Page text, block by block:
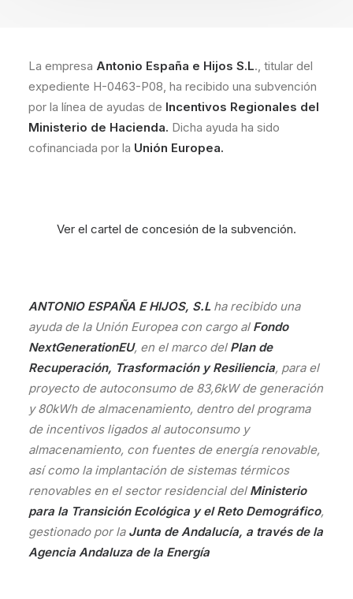
La empresa Antonio España e Hijos S.L., titular del
expediente H-0463-P08, ha recibido una subvención
por la línea de ayudas de Incentivos Regionales del
Ministerio de Hacienda. Dicha ayuda ha sido
cofinanciada por la Unión Europea.
Ver el cartel de concesión de la subvención.
ANTONIO ESPAÑA E HIJOS, S.Lha recibido una
ayuda de la Unión Europea con cargo al Fondo
NextGenerationEU, en el marco del Plan de
Recuperación, Trasformación y Resiliencia, para el
proyecto de autoconsumo de 83,6kW de generación
y 80kWh de almacenamiento, dentro del programa
de incentivos ligados al autoconsumo y
almacenamiento, con fuentes de energía renovable,
así como la implantación de sistemas térmicos
renovables en el sector residencial del Ministerio
para la Transición Ecológica y el Reto Demográfico,
gestionado por la Junta de Andalucía, a través de la
Agencia Andaluza de la Energía